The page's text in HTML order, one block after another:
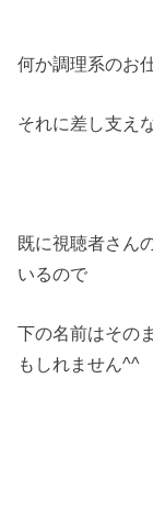
何か調理系のお
それに差し支え
既に視聴者さん
いるので
下の名前はその
もしれません^^